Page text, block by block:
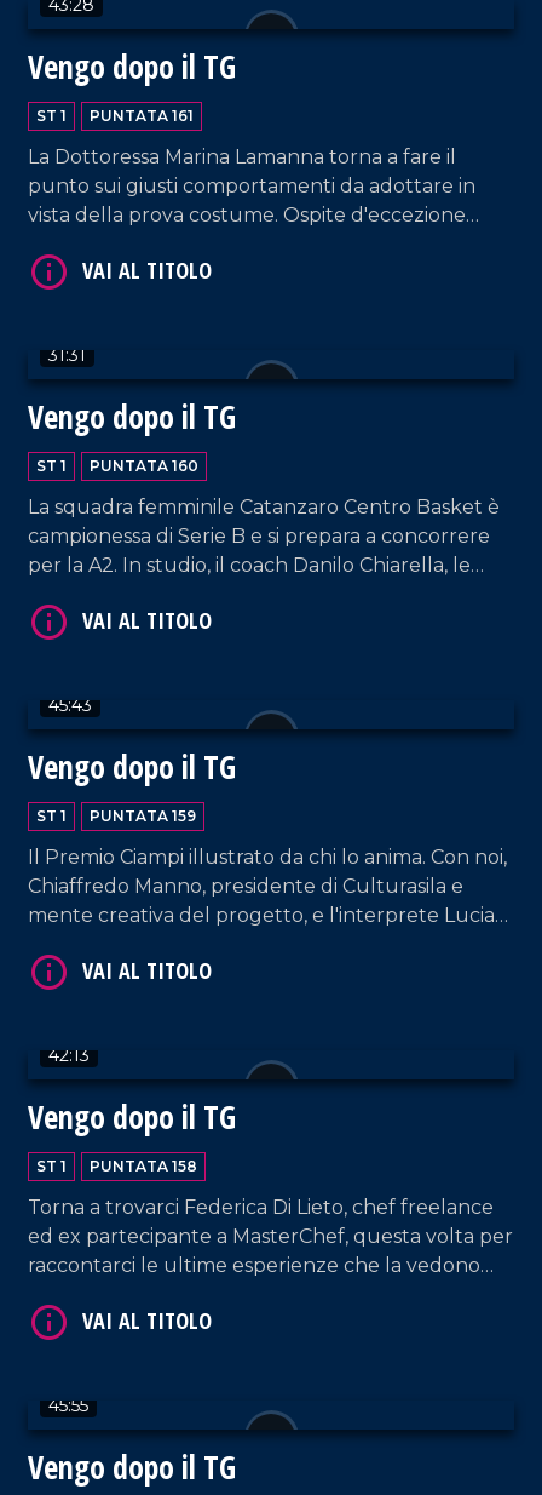
43:28
Vengo dopo il TG
ST 1 PUNTATA 161
La Dottoressa Marina Lamanna torna a fare il
punto sui giusti comportamenti da adottare in
vista della prova costume. Ospite d'eccezione
estati italiane degli anni 2000 e precorritrice
31:31
Vengo dopo il TG
ST 1 PUNTATA 160
La squadra femminile Catanzaro Centro Basket è
campionessa di Serie B e si prepara a concorrere
per la A2. In studio, il coach Danilo Chiarella, le
l'ufficio stampa Chiara Zanella.
45:43
Vengo dopo il TG
ST 1 PUNTATA 159
Il Premio Ciampi illustrato da chi lo anima. Con noi,
Chiaffredo Manno, presidente di Culturasila e
mente creativa del progetto, e l'interprete Lucia
Garritano ci dà utili informazioni sulla pratica delle
42:13
Vengo dopo il TG
ST 1 PUNTATA 158
Torna a trovarci Federica Di Lieto, chef freelance
ed ex partecipante a MasterChef, questa volta per
raccontarci le ultime esperienze che la vedono
tradizione culinaria calabrese con quella di altre
VAI AL TITOLO
45:55
Vengo dopo il TG
VAI AL TITOLO
VAI AL TITOLO
VAI AL TITOLO